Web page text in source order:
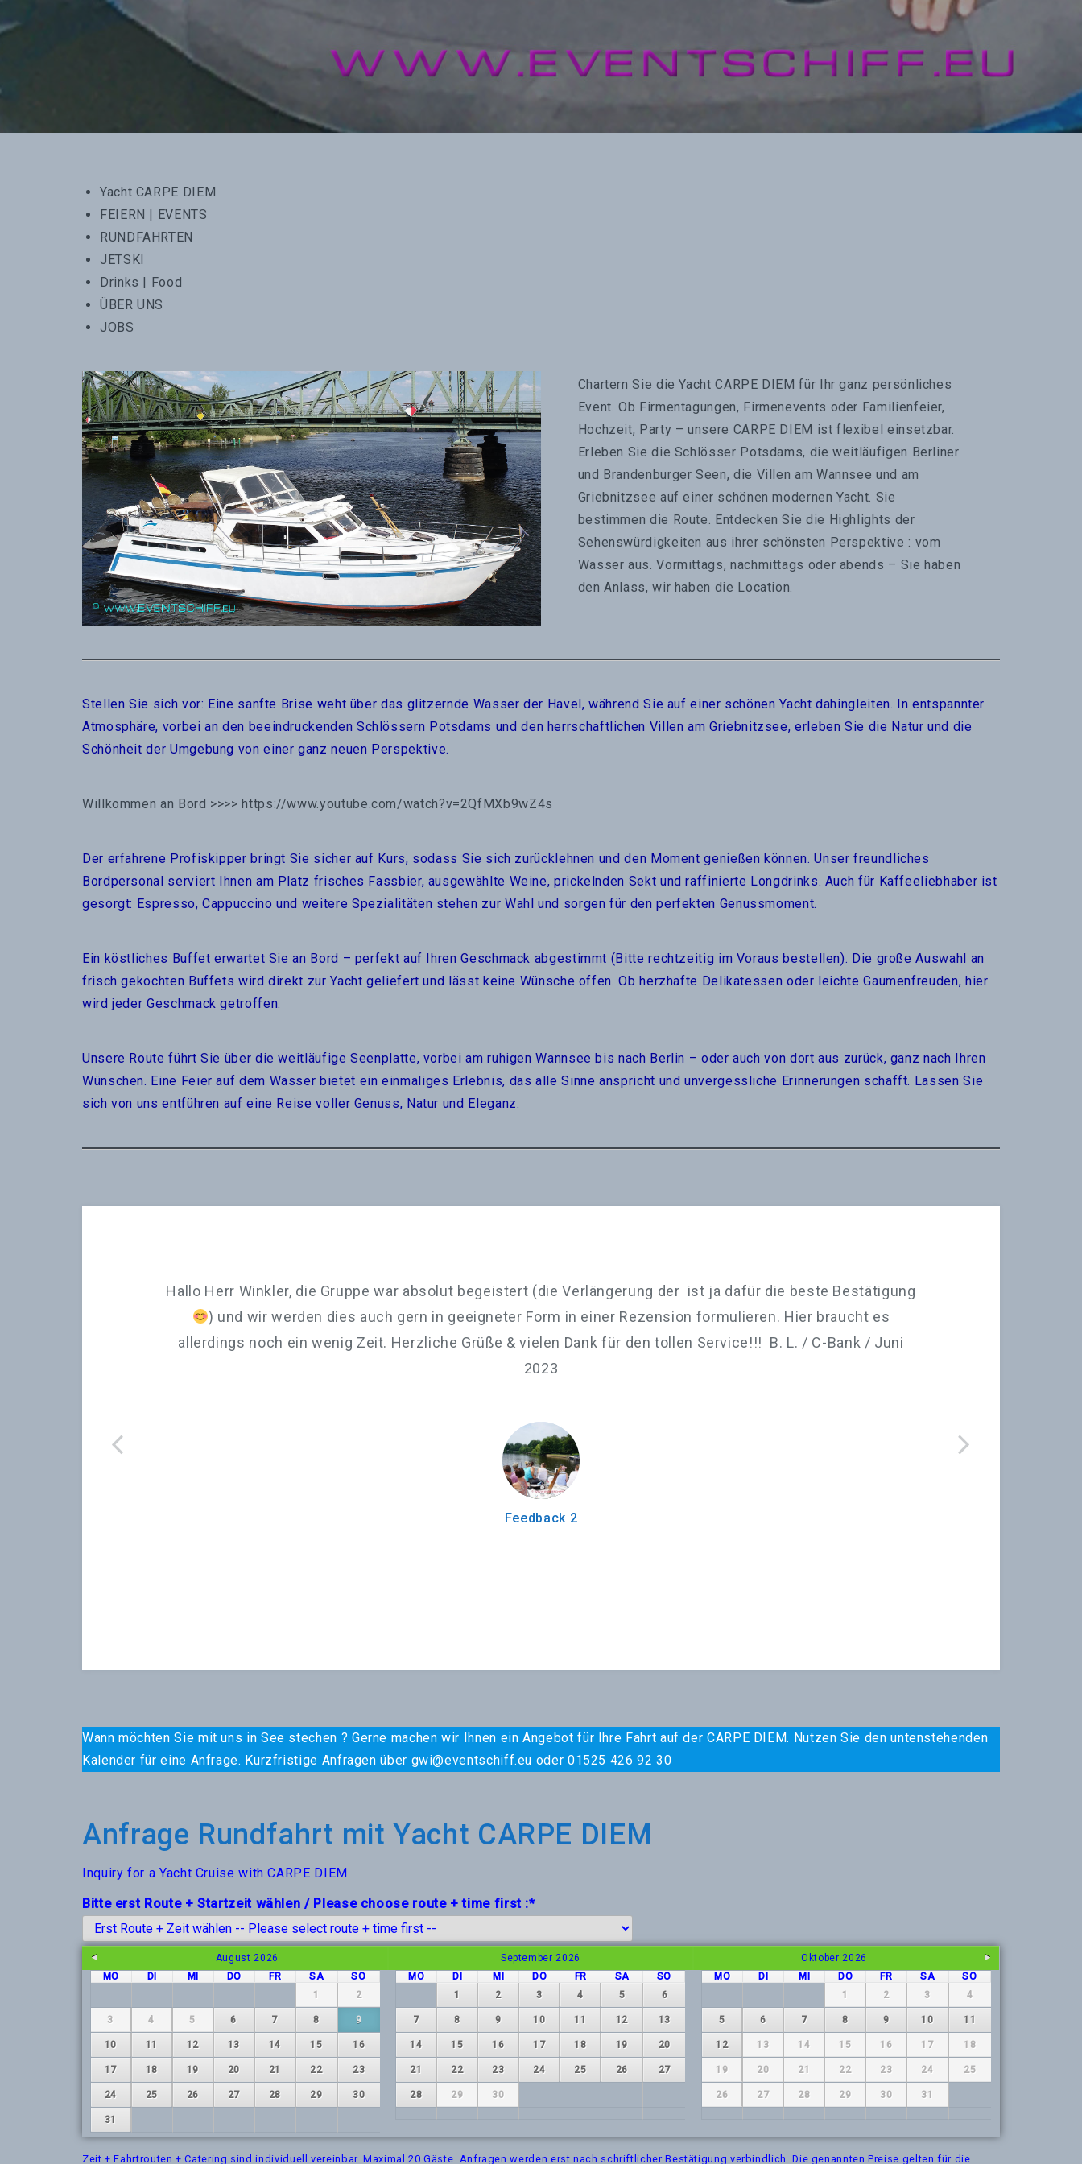
Yacht CARPE DIEM
FEIERN | EVENTS
RUNDFAHRTEN
JETSKI
Drinks | Food
ÜBER UNS
JOBS
Chartern Sie die Yacht CARPE DIEM für Ihr ganz persönliches
Event. Ob Firmentagungen, Firmenevents oder Familienfeier,
Hochzeit, Party – unsere CARPE DIEM ist flexibel einsetzbar.
Erleben Sie die Schlösser Potsdams, die weitläufigen Berliner
und Brandenburger Seen, die Villen am Wannsee und am
Griebnitzsee auf einer schönen modernen Yacht. Sie
bestimmen die Route. Entdecken Sie die Highlights der
Sehenswürdigkeiten aus ihrer schönsten Perspektive : vom
Wasser aus. Vormittags, nachmittags oder abends – Sie haben
den Anlass, wir haben die Location.
Stellen Sie sich vor: Eine sanfte Brise weht über das glitzernde Wasser der Havel, während Sie auf einer schönen Yacht dahingleiten. In entspannter
Atmosphäre, vorbei an den beeindruckenden Schlössern Potsdams und den herrschaftlichen Villen am Griebnitzsee, erleben Sie die Natur und die
Schönheit der Umgebung von einer ganz neuen Perspektive.
Willkommen an Bord >>>> https://www.youtube.com/watch?v=2QfMXb9wZ4s
Der erfahrene Profiskipper bringt Sie sicher auf Kurs, sodass Sie sich zurücklehnen und den Moment genießen können. Unser freundliches
Bordpersonal serviert Ihnen am Platz frisches Fassbier, ausgewählte Weine, prickelnden Sekt und raffinierte Longdrinks. Auch für Kaffeeliebhaber ist
gesorgt: Espresso, Cappuccino und weitere Spezialitäten stehen zur Wahl und sorgen für den perfekten Genussmoment.
Ein köstliches Buffet erwartet Sie an Bord – perfekt auf Ihren Geschmack abgestimmt (Bitte rechtzeitig im Voraus bestellen). Die große Auswahl an
frisch gekochten Buffets wird direkt zur Yacht geliefert und lässt keine Wünsche offen. Ob herzhafte Delikatessen oder leichte Gaumenfreuden, hier
wird jeder Geschmack getroffen.
Unsere Route führt Sie über die weitläufige Seenplatte, vorbei am ruhigen Wannsee bis nach Berlin – oder auch von dort aus zurück, ganz nach Ihren
Wünschen. Eine Feier auf dem Wasser bietet ein einmaliges Erlebnis, das alle Sinne anspricht und unvergessliche Erinnerungen schafft. Lassen Sie
sich von uns entführen auf eine Reise voller Genuss, Natur und Eleganz.
Hallo Herr Winkler, die Gruppe war absolut begeistert (die Verlängerung der ist ja dafür die beste Bestätigung
) und wir werden dies auch gern in geeigneter Form in einer Rezension formulieren. Hier braucht es
allerdings noch ein wenig Zeit. Herzliche Grüße & vielen Dank für den tollen Service!!! B. L. / C-Bank / Juni
2023
Feedback 2
Wann möchten Sie mit uns in See stechen ? Gerne machen wir Ihnen ein Angebot für Ihre Fahrt auf der CARPE DIEM. Nutzen Sie den untenstehenden
Kalender für eine Anfrage. Kurzfristige Anfragen über gwi@eventschiff.eu oder 01525 426 92 30
Anfrage Rundfahrt mit Yacht CARPE DIEM
Inquiry for a Yacht Cruise with CARPE DIEM
Bitte erst Route + Startzeit wählen / Please choose route + time first :*
August 2026
MO
DI MI DO FR SA
SO
1
2
3 4 5 6 7 8 9
10 11 12 13 14 15 16
17 18 19 20 21 22 23
24 25 26 27 28 29 30
31
September 2026
MO
DI MI DO FR SA
SO
1
2 3 4 5 6
7 8 9 10 11 12 13
14 15 16 17 18 19 20
21 22 23 24 25 26 27
28 29 30
Oktober 2026
MO
DI MI DO FR SA
SO
1
2 3 4
5 6 7 8 9 10 11
12 13 14 15 16 17 18
19 20 21 22 23 24 25
26 27 28 29 30 31
Zeit + Fahrtrouten + Catering sind individuell vereinbar. Maximal 20 Gäste. Anfragen werden erst nach schriftlicher Bestätigung verbindlich. Die genannten Preise gelten für die